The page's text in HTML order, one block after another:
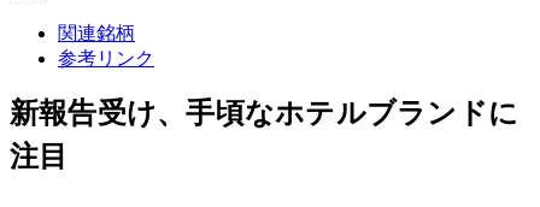
関連銘柄
参考リンク
新報告受け、手頃なホテルブランドに
注目